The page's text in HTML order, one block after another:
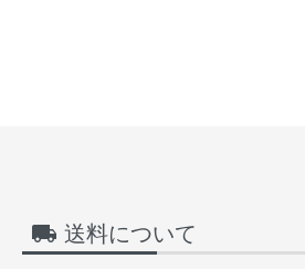
local_shipping 送料について